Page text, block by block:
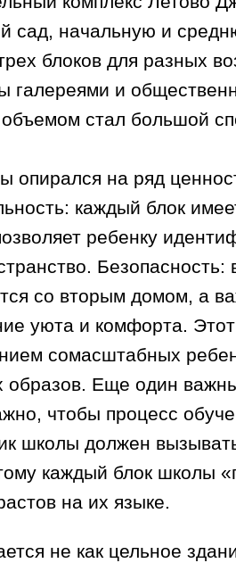
сад, начальную и
блоков для разных
галереями и
стал большой
опирался на ряд
каждый блок
ребенку
Безопасность:
со вторым домом, а
уюта и комфорта.
сомасштабных
образов. Еще один
чтобы процесс
школы должен
каждый блок школы
на их языке.
не как цельное